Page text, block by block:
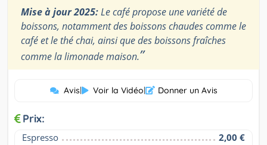
Mise à jour 2025:Le café propose une variété de
boissons, notamment des boissons chaudes comme le
café et le thé chai, ainsi que des boissons fraîches
comme la limonade maison.”
Avis| Voir la Vidéo| Donner un Avis
Prix:
Espresso
2,00 €